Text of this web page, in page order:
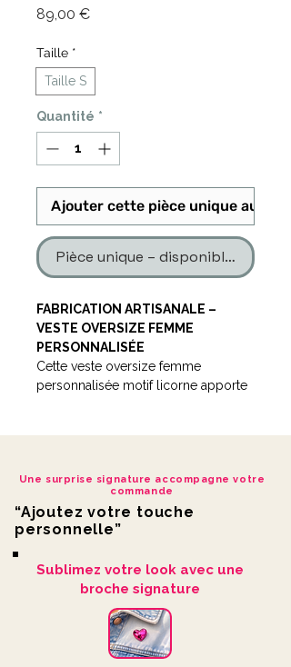
89,00 €Prix
Taille *
Taille S
Quantité *
Ajouter cette pièce unique au
Pièce unique – disponible en un
FABRICATION ARTISANALE –
VESTE OVERSIZE FEMME
PERSONNALISÉE
Cette veste oversize femme
personnalisée motif licorne apporte
convient aussi bien aux tailles M.
Modèle unique réalisé en édition
limitée, idéal pour celles qui
différente.
Cette création artisanale signée
LDKORSHOP motif licorne apporte
une touche artistique, originale et
expressive à cette veste oversize
Une surprise signature accompagne votre
commande
“Ajoutez votre touche
personnelle”
Sublimez votre look avec une
broche signature